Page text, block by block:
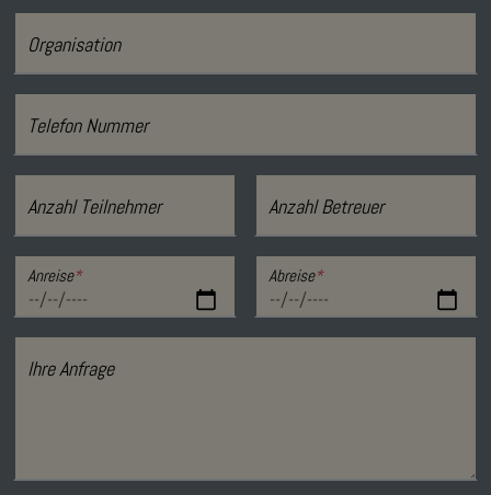
Organisation
Telefon Nummer
Anzahl Teilnehmer Anzahl Betreuer
Anreise* Abreise*
Ihre Anfrage